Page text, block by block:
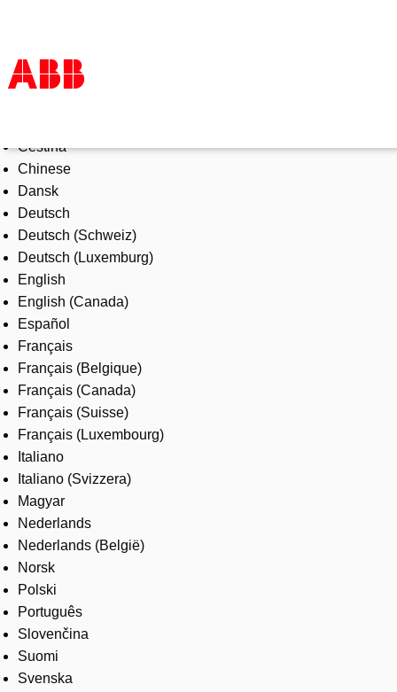
Products & Solutions
Industries
Services
About us
Where to buy
Contact us
Careers
Čeština
Chinese
Dansk
Deutsch
Deutsch (Schweiz)
Deutsch (Luxemburg)
English
English (Canada)
Español
Français
Français (Belgique)
Français (Canada)
Français (Suisse)
Français (Luxembourg)
Italiano
Italiano (Svizzera)
Magyar
Nederlands
Nederlands (België)
Norsk
Polski
Português
Slovenčina
Suomi
Svenska